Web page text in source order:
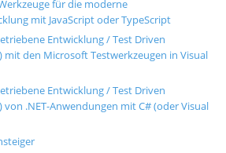
für die moderne
mit JavaScript oder TypeScript
Entwicklung / Test Driven
mit den Microsoft Testwerkzeugen in Visual
Entwicklung / Test Driven
von .NET-Anwendungen mit C# (oder Visual